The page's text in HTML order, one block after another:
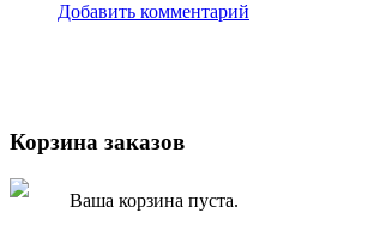
Добавить комментарий
Корзина заказов
Ваша корзина пуста.